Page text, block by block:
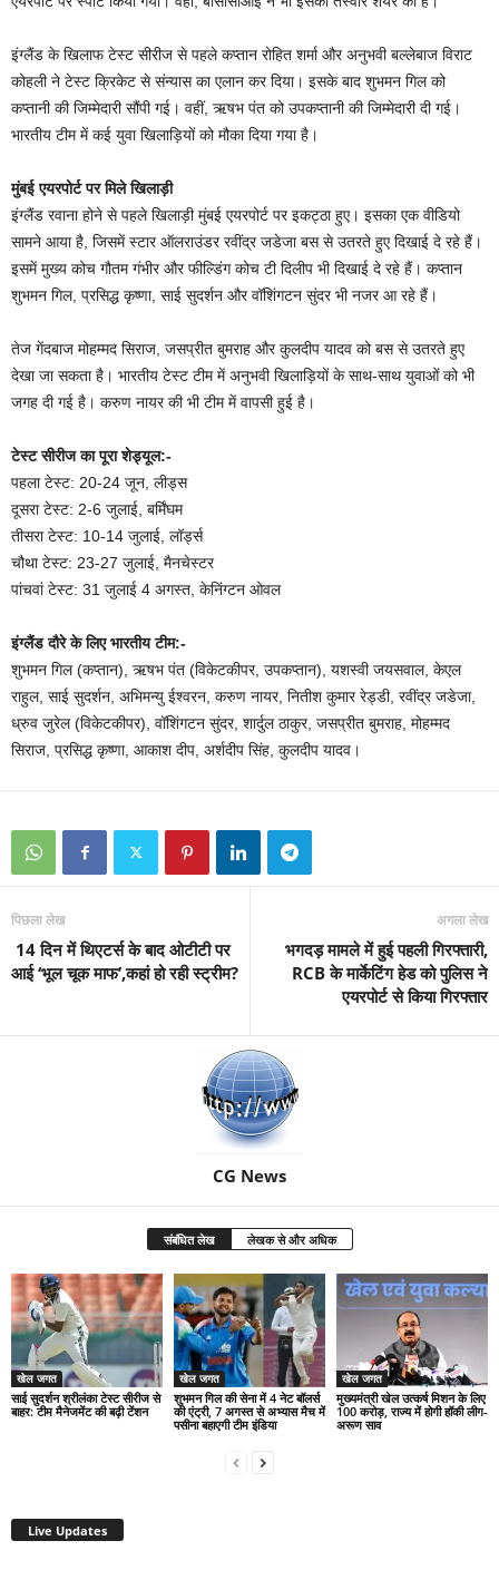
इंग्लैंड के खिलाफ टेस्ट सीरीज से पहले कप्तान रोहित शर्मा और अनुभवी बल्लेबाज विराट
कोहली ने टेस्ट क्रिकेट से संन्यास का एलान कर दिया। इसके बाद शुभमन गिल को
कप्तानी की जिम्मेदारी सौंपी गई। वहीं, ऋषभ पंत को उपकप्तानी की जिम्मेदारी दी गई।
भारतीय टीम में कई युवा खिलाड़ियों को मौका दिया गया है।
मुंबई एयरपोर्ट पर मिले खिलाड़ी
इंग्लैंड रवाना होने से पहले खिलाड़ी मुंबई एयरपोर्ट पर इकट्ठा हुए। इसका एक वीडियो
सामने आया है, जिसमें स्टार ऑलराउंडर रवींद्र जडेजा बस से उतरते हुए दिखाई दे रहे हैं।
इसमें मुख्य कोच गौतम गंभीर और फील्डिंग कोच टी दिलीप भी दिखाई दे रहे हैं। कप्तान
शुभमन गिल, प्रसिद्ध कृष्णा, साई सुदर्शन और वॉशिंगटन सुंदर भी नजर आ रहे हैं।
तेज गेंदबाज मोहम्मद सिराज, जसप्रीत बुमराह और कुलदीप यादव को बस से उतरते हुए
देखा जा सकता है। भारतीय टेस्ट टीम में अनुभवी खिलाड़ियों के साथ-साथ युवाओं को भी
जगह दी गई है। करुण नायर की भी टीम में वापसी हुई है।
टेस्ट सीरीज का पूरा शेड्यूल:-
पहला टेस्ट: 20-24 जून, लीड्स
दूसरा टेस्ट: 2-6 जुलाई, बर्मिंघम
तीसरा टेस्ट: 10-14 जुलाई, लॉर्ड्स
चौथा टेस्ट: 23-27 जुलाई, मैनचेस्टर
पांचवां टेस्ट: 31 जुलाई 4 अगस्त, केनिंग्टन ओवल
इंग्लैंड दौरे के लिए भारतीय टीम:-
शुभमन गिल (कप्तान), ऋषभ पंत (विकेटकीपर, उपकप्तान), यशस्वी जयसवाल, केएल
राहुल, साई सुदर्शन, अभिमन्यु ईश्वरन, करुण नायर, नितीश कुमार रेड्डी, रवींद्र जडेजा,
ध्रुव जुरेल (विकेटकीपर), वॉशिंगटन सुंदर, शार्दुल ठाकुर, जसप्रीत बुमराह, मोहम्मद
सिराज, प्रसिद्ध कृष्णा, आकाश दीप, अर्शदीप सिंह, कुलदीप यादव।
पिछला लेख
14 दिन में थिएटर्स के बाद ओटीटी पर
आई ‘भूल चूक माफ’,कहां हो रही स्ट्रीम?
अगला लेख
भगदड़ मामले में हुई पहली गिरफ्तारी,
RCB के मार्केटिंग हेड को पुलिस ने
एयरपोर्ट से किया गिरफ्तार
CG News
संबंधित लेख लेखक से और अधिक
खेल जगत
साई सुदर्शन श्रीलंका टेस्ट सीरीज से
बाहर: टीम मैनेजमेंट की बढ़ी टेंशन
खेल जगत
शुभमन गिल की सेना में 4 नेट बॉलर्स
की एंट्री, 7 अगस्त से अभ्यास मैच में
पसीना बहाएगी टीम इंडिया
खेल जगत
मुख्यमंत्री खेल उत्कर्ष मिशन के लिए
100 करोड़, राज्य में होगी हॉकी लीग-
अरूण साव
Live Updates